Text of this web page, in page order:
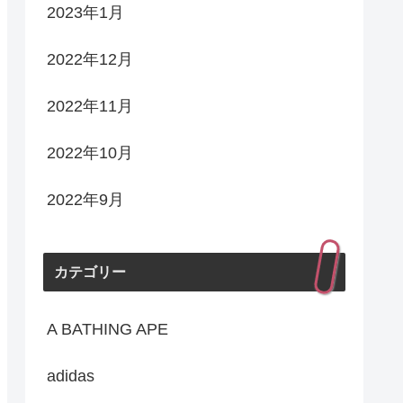
2023年1月
2022年12月
2022年11月
2022年10月
2022年9月
カテゴリー
A BATHING APE
adidas